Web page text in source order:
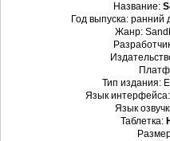
Название:
Год выпуска: ранний
Жанр:
Тип издания:
Язык интерфейса:
Язык
Таблетка: